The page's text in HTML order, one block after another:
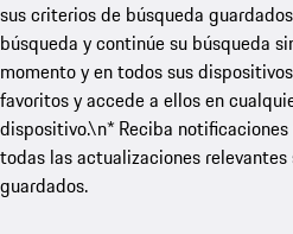
sus criterios de búsqueda
búsqueda y continúe su búsqueda
momento y en todos sus
favoritos y accede a ellos en
dispositivo.\n* Reciba
todas las actualizaciones relevantes
guardados.